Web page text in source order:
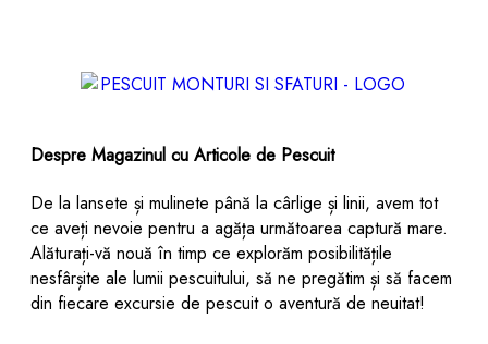
Despre Magazinul cu Articole de Pescuit
De la lansete și mulinete până la cârlige și linii, avem tot
ce aveți nevoie pentru a agăța următoarea captură mare.
Alăturați-vă nouă în timp ce explorăm posibilitățile
nesfârșite ale lumii pescuitului, să ne pregătim și să facem
din fiecare excursie de pescuit o aventură de neuitat!